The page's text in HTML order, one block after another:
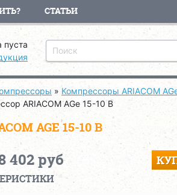
СТАТЬИ
пуста
» Компрессоры ARIACOM
ARIACOM AGe 15-10 B
AGE 15-10 B
402 руб